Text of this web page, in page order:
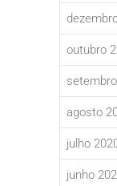
outubro
agosto
julho
junho